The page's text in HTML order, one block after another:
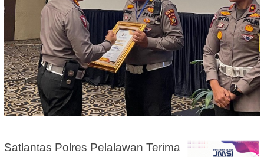
Satlantas Polres Pelalawan Terima